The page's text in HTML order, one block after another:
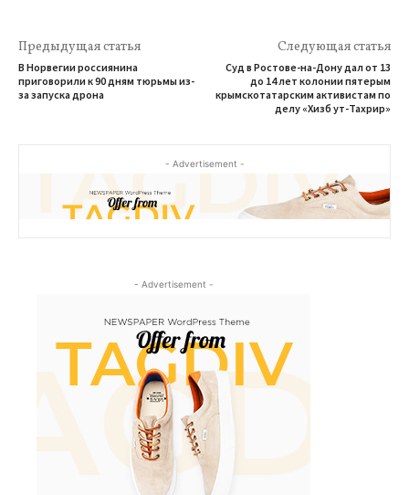
Предыдущая статья
В Норвегии россиянина
приговорили к 90 дням тюрьмы из-
за запуска дрона
Следующая статья
Суд в Ростове-на-Дону дал от 13
до 14 лет колонии пятерым
крымскотатарским активистам по
делу «Хизб ут-Тахрир»
- Advertisement -
- Advertisement -